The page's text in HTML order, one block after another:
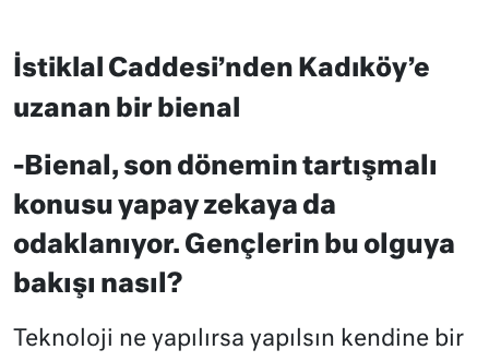
İstiklal Caddesi’nden Kadıköy’e
uzanan bir bienal
-Bienal, son dönemin tartışmalı
konusu yapay zekaya da
odaklanıyor. Gençlerin bu olguya
bakışı nasıl?
Teknoloji ne yapılırsa yapılsın kendine bir